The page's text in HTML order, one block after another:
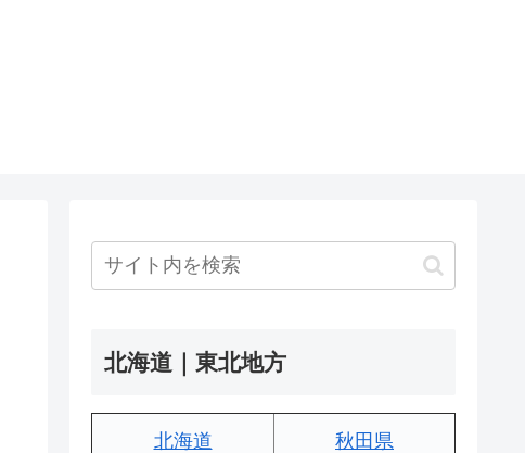
北海道｜東北地方
北海道 秋田県